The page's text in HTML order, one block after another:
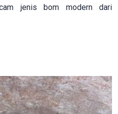
jenis bom modern dari